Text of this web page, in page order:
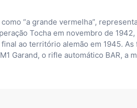
“a grande vermelha”,
Tocha em novembro de
ao território alemão em 1945.
Garand, o rifle automático BAR, a